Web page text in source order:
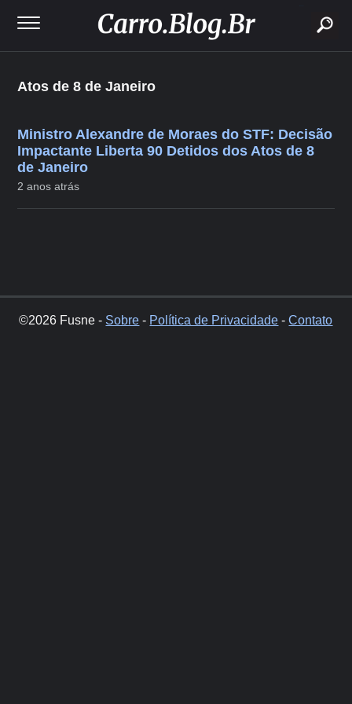
Atos de 8 de Janeiro
Ministro Alexandre de Moraes do STF: Decisão
Impactante Liberta 90 Detidos dos Atos de 8
de Janeiro
2 anos atrás
©2026 Fusne - Sobre - Política de Privacidade -Contato